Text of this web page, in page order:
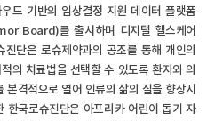
드 기반의 임상결정 지원 데이터 플랫폼
Board)를 출시하며 디지털 헬스케어
단은 로슈제약과의 공조를 통해 개인의
의 치료법을 선택할 수 있도록 환자와 의
격적으로 열어 인류의 삶의 질을 향상시
한국로슈진단은 아프리카 어린이 돕기 자